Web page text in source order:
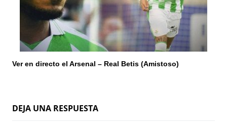
Ver en directo el Arsenal – Real Betis (Amistoso)
DEJA UNA RESPUESTA